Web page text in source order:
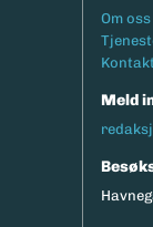
Om oss
Meld